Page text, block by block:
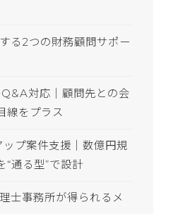
る2つの財務顧問サポー
Q&A対応｜顧問先との会
線をプラス
ップ案件支援｜数億円規
“通る型”で設計
士事務所が得られるメ